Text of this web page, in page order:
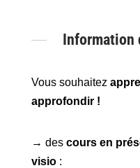
Information
Vous souhaitez
approfondir !
→ des cours en
visio :